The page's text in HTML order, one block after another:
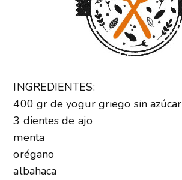
INGREDIENTES:
400 gr de yogur griego sin azúcar
3 dientes de ajo
menta
orégano
albahaca